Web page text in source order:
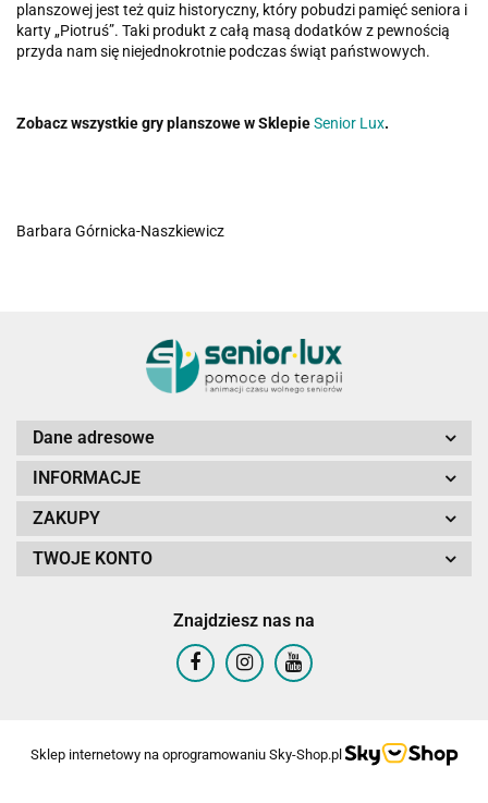
planszowej jest też quiz historyczny, który pobudzi pamięć seniora i
karty „Piotruś”. Taki produkt z całą masą dodatków z pewnością
przyda nam się niejednokrotnie podczas świąt państwowych.
Zobacz wszystkie gry planszowe w SklepieSenior Lux.
Barbara Górnicka-Naszkiewicz
Dane adresowe
INFORMACJE
ZAKUPY
TWOJE KONTO
Znajdziesz nas na
Sklep internetowy na oprogramowaniu Sky-Shop.pl